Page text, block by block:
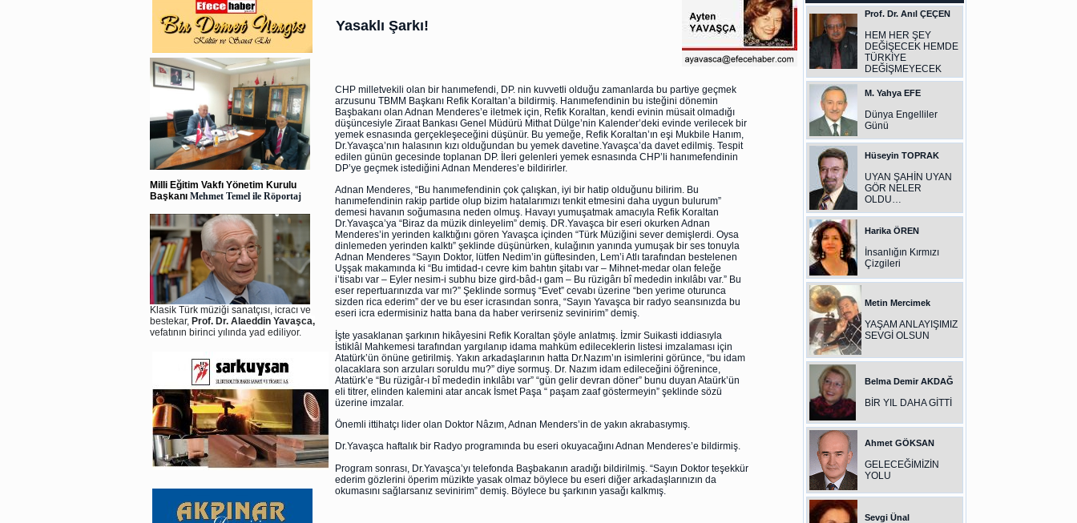
Milli Eğitim Vakfı Yönetim Kurulu
Başkanı Mehmet Temel ile Röportaj
Klasik Türk müziği sanatçısı, icracı ve
bestekar,Prof. Dr. Alaeddin Yavaşca,
vefatının birinci yılında yad ediliyor.
Yasaklı Şarkı!
CHP milletvekili olan bir hanımefendi, DP. nin kuvvetli olduğu zamanlarda bu partiye geçmek
arzusunu TBMM Başkanı Refik Koraltan’a bildirmiş. Hanımefendinin bu isteğini dönemin
Başbakanı olan Adnan Menderes’e iletmek için, Refik Koraltan, kendi evinin müsait olmadığı
düşüncesiyle Ziraat Bankası Genel Müdürü Mithat Dülge’nin Kalender’deki evinde verilecek bir
yemek esnasında gerçekleşeceğini düşünür. Bu yemeğe, Refik Koraltan’ın eşi Mukbile Hanım,
Dr.Yavaşca’nın halasının kızı olduğundan bu yemek davetine.Yavaşca’da davet edilmiş. Tespit
edilen günün gecesinde toplanan DP. İleri gelenleri yemek esnasında CHP’li hanımefendinin
DP’ye geçmek istediğini Adnan Menderes’e bildirirler.
Adnan Menderes, “Bu hanımefendinin çok çalışkan, iyi bir hatip olduğunu bilirim. Bu
hanımefendinin rakip partide olup bizim hatalarımızı tenkit etmesini daha uygun bulurum”
demesi havanın soğumasına neden olmuş. Havayı yumuşatmak amacıyla Refik Koraltan
Dr.Yavaşca’ya “Biraz da müzik dinleyelim” demiş. DR.Yavaşca bir eseri okurken Adnan
Menderes’in yerinden kalktığını gören Yavaşca içinden “Türk Müziğini sever demişlerdi. Oysa
dinlemeden yerinden kalktı” şeklinde düşünürken, kulağının yanında yumuşak bir ses tonuyla
Adnan Menderes “Sayın Doktor, lütfen Nedim’in güftesinden, Lem’i Atlı tarafından bestelenen
Uşşak makamında ki “Bu imtidad-ı cevre kim bahtın şitabı var – Mihnet-medar olan feleğe
i’tisabı var – Eyler nesim-i subhu bize gird-bâd-ı gam – Bu rüzigârı bî mededin inkılâbı var.” Bu
eser repertuarınızda var mı?” Şeklinde sormuş “Evet” cevabı üzerine “ben yerime oturunca
sizden rica ederim” der ve bu eser icrasından sonra, “Sayın Yavaşca bir radyo seansınızda bu
eseri icra edermisiniz hatta bana da haber verirseniz sevinirim” demiş.
İşte yasaklanan şarkının hikâyesini Refik Koraltan şöyle anlatmış. İzmir Suikasti iddiasıyla
İstiklâl Mahkemesi tarafından yargılanıp idama mahküm edileceklerin listesi imzalaması için
Atatürk’ün önüne getirilmiş. Yakın arkadaşlarının hatta Dr.Nazım’ın isimlerini görünce, “bu idam
olacaklara son arzuları soruldu mu?” diye sormuş. Dr. Nazım idam edileceğini öğrenince,
Atatürk’e “Bu rüzigâr-ı bî mededin inkılâbı var” “gün gelir devran döner” bunu duyan Ataürk’ün
eli titrer, elinden kalemini atar ancak İsmet Paşa “ paşam zaaf göstermeyin” şeklinde sözü
üzerine imzalar.
Önemli ittihatçı lider olan Doktor Nâzım, Adnan Menders’in de yakın akrabasıymış.
Dr.Yavaşca haftalık bir Radyo programında bu eseri okuyacağını Adnan Menderes’e bildirmiş.
Program sonrası, Dr.Yavaşca’yı telefonda Başbakanın aradığı bildirilmiş. “Sayın Doktor teşekkür
ederim gözlerini öperim müzikte yasak olmaz böylece bu eseri diğer arkadaşlarınızın da
okumasını sağlarsanız sevinirim” demiş. Böylece bu şarkının yasağı kalkmış.
Prof. Dr. Anıl ÇEÇEN
HEM HER ŞEY
DEĞİŞECEK HEMDE
TÜRKİYE
DEĞİŞMEYECEK
M. Yahya EFE
Dünya Engelliler
Günü
Hüseyin TOPRAK
UYAN ŞAHİN UYAN
GÖR NELER
OLDU…
Harika ÖREN
İnsanlığın Kırmızı
Çizgileri
Metin Mercimek
YAŞAM ANLAYIŞIMIZ
SEVGİ OLSUN
Belma Demir AKDAĞ
BİR YIL DAHA GİTTİ
Ahmet GÖKSAN
GELECEĞİMİZİN
YOLU
Sevgi Ünal